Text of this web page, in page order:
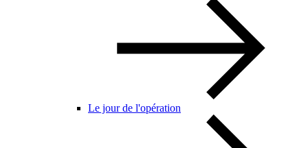
Le jour de l'opération